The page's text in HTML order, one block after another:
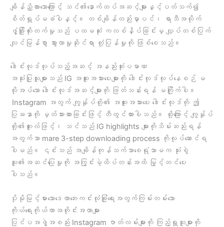
ချိန်ညှိထားသောကြောင့် သင်၏နောက်ထပ်အဆင့်များနှင့်ပတ်သက်၍
စိတ်ရှုပ်မခံပါနှင့်။ တစ်ချိန်တည်းမှာပင်၊ ရာသီအလိုက်
ဖွံ့ဖြိုးတိုးတက်မှုသည် ပထမဆုံး ကလစ်နှိပ်ခြင်းမှ လျှပ်တစ်ပြက်
လျင်မြန်စွာ သွားလာမှုဆိုင်ရာ တုံ့ပြန်မှုကို ဖြစ်စေသည်။
ဒေါင်းလုဒ်လုပ်သည့်အဆင့် အနည်းဆုံးပမာဏ
အသုံးပြုသူများသည် IG အထူးအသားပေးများကို ဒေါင်းလုဒ်လုပ်နေစဉ် မ
လိုအပ်သော ဒေါင်းလုဒ်အဆင့်များကို ဖြတ်သန်းရန် မကြိုက်ပါ။
Instagram အတွက် ကျွန်ုပ်တို့၏ အထူးအသားပေး ဒေါင်းလုဒ်ကို ဤ
ပြဿနာကို မှတ်သားထားခြင်းဖြင့် တီထွင်ထားပါသည်။ ထို့ကြောင့် ကျွန်ုပ်
တို့၏တူးလ်ဖြင့်၊ သင်သည် IG highlights များကိုသိမ်းဆည်းရန်
အတွက်သာ mare 3-step downloading process ကိုလုပ်ဆောင်ရ
ပါမည်။ ၎င်းသည် အချိန်ကုန်သက်သာစေရုံသာမက သုံးစွဲ
သူ၏အဆင်ပြေမှုကို အကြွင်းမဲ့ထိပ်တန်းအထိ မြှင့်တင်ပေး
ပါသည်။
ပိုမိုမြင့်မားသောဒေတာဘေးကင်းလုံခြုံရေးအတွက်ကြမ်းတမ်းသော
ကိုယ်ရေးကိုယ်တာအတိုင်းအတာများ
ပြင်ပအဖွဲ့အစည်း Instagram ဇာတ်လမ်းများကို ကြည့်ရှုသူများကို